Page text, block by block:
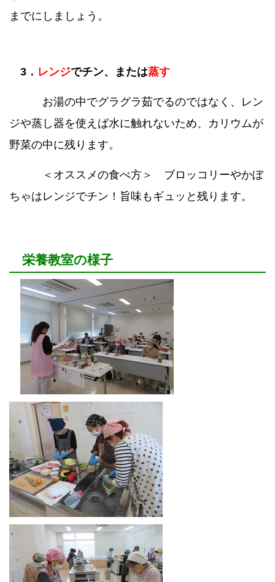
までにしましょう。
3． レンジでチン、または蒸す
お湯の中でグラグラ茹でるのではなく、レン
ジや蒸し器を使えば水に触れないため、カリウムが
野菜の中に残ります。
＜オススメの食べ方＞ ブロッコリーやかぼ
ちゃはレンジでチン！旨味もギュッと残ります。
栄養教室の様子